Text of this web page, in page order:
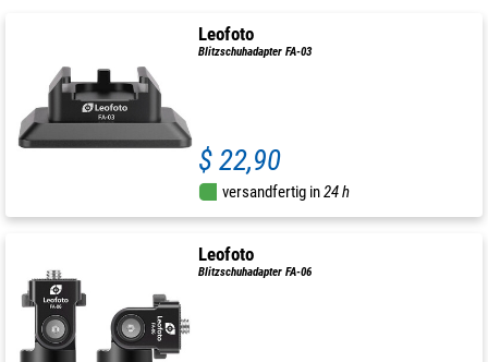
Leofoto
Blitzschuhadapter FA-03
$ 22,90
versandfertig in24 h
Leofoto
Blitzschuhadapter FA-06